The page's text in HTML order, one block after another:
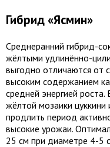
Гибрид «Ясмин»
Среднеранний гибрид-
жёлтыми удлинённо-
выгодно отличаются от
высоким содержанием
средней энергией роста.
жёлтой мозаики цуккини
продлить период
высокие урожаи.
25 см при диаметре 4-5